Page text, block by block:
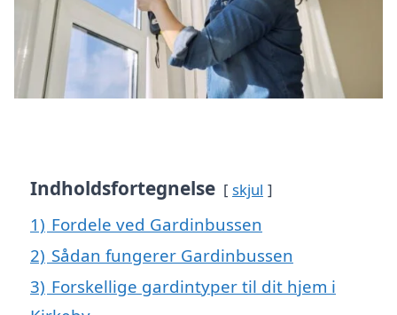
Indholdsfortegnelse skjul
1) Fordele ved Gardinbussen
2) Sådan fungerer Gardinbussen
3) Forskellige gardintyper til dit hjem i